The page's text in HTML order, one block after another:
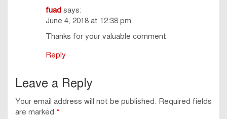
fuad says:
June 4, 2018 at 12:38 pm
Thanks for your valuable comment
Reply
Leave a Reply
Your email address will not be published. Required fields
are marked *